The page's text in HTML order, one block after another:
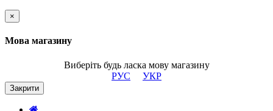
×
Мова магазину
Виберіть будь ласка мову магазину
РУС
УКР
Закрити